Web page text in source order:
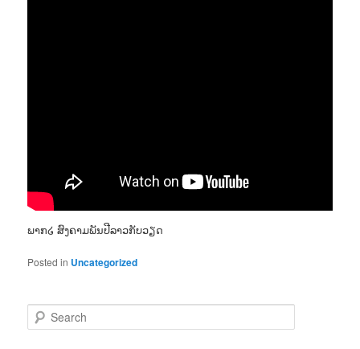
ພາກ໒ ສົງຄາມພັນປີລາວກັບວຽດ
Posted in Uncategorized
e